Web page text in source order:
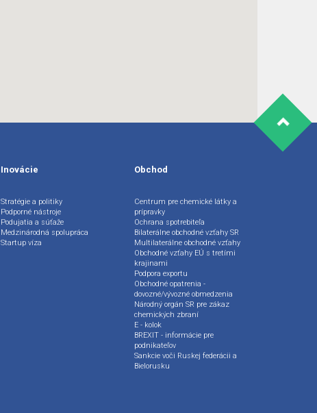
Inovácie
Stratégie a politiky
Podporné nástroje
Podujatia a súťaže
Medzinárodná spolupráca
Startup víza
Obchod
Centrum pre chemické látky a
prípravky
Ochrana spotrebiteľa
Bilaterálne obchodné vzťahy SR
Multilaterálne obchodné vzťahy
Obchodné vzťahy EÚ s tretími
krajinami
Podpora exportu
Obchodné opatrenia -
dovozné/vývozné obmedzenia
Národný orgán SR pre zákaz
chemických zbraní
E - kolok
BREXIT - informácie pre
podnikateľov
Sankcie voči Ruskej federácii a
Bielorusku